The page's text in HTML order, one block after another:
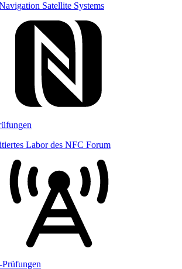
Satellite Systems
Labor des NFC Forum